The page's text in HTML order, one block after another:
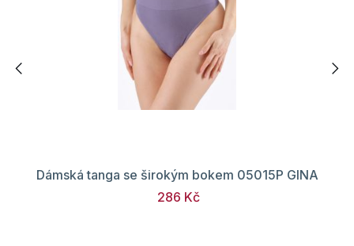
Dámská tanga se širokým bokem 05015P GINA
286 Kč